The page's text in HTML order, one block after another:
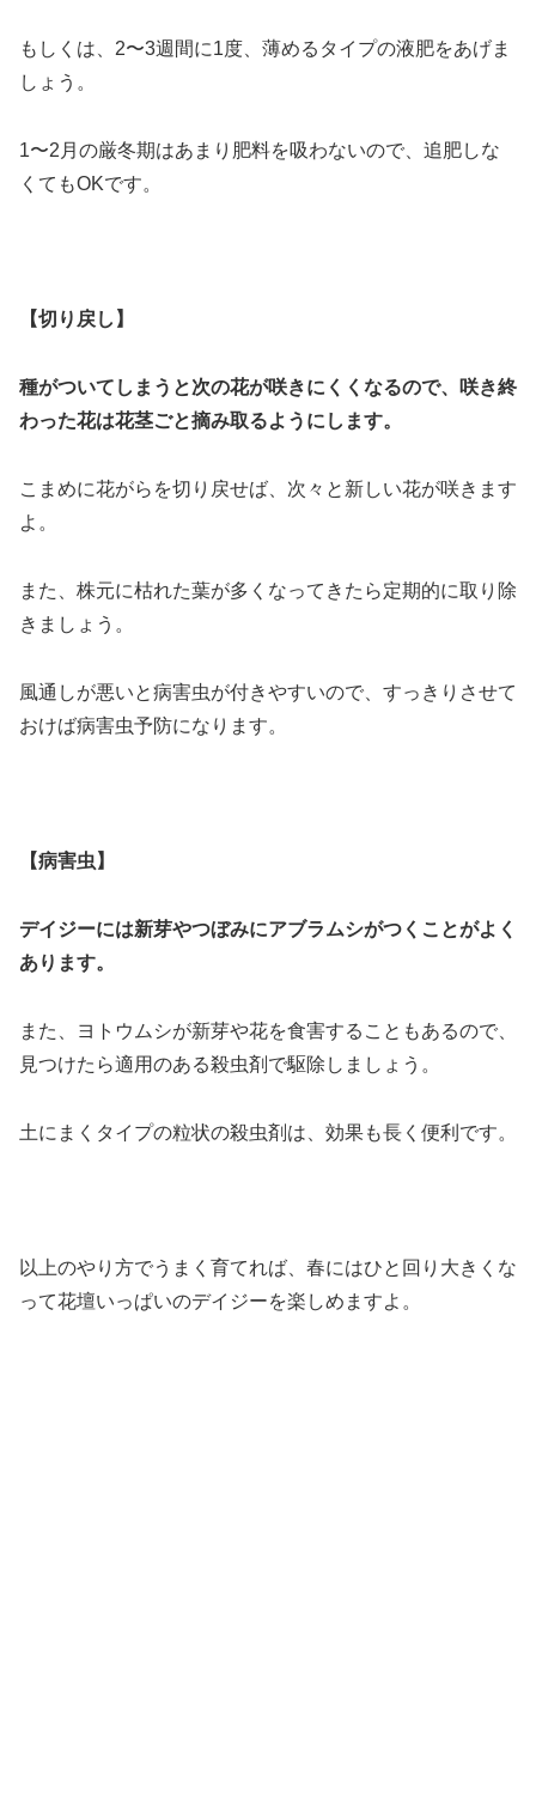
もしくは、2〜3週間に1度、薄めるタイプの液肥をあげま
しょう。
1〜2月の厳冬期はあまり肥料を吸わないので、追肥しな
くてもOKです。
【切り戻し】
種がついてしまうと次の花が咲きにくくなるので、咲き終
わった花は花茎ごと摘み取るようにします。
こまめに花がらを切り戻せば、次々と新しい花が咲きます
よ。
また、株元に枯れた葉が多くなってきたら定期的に取り除
きましょう。
風通しが悪いと病害虫が付きやすいので、すっきりさせて
おけば病害虫予防になります。
【病害虫】
デイジーには新芽やつぼみにアブラムシがつくことがよく
あります。
また、ヨトウムシが新芽や花を食害することもあるので、
見つけたら適用のある殺虫剤で駆除しましょう。
土にまくタイプの粒状の殺虫剤は、効果も長く便利です。
以上のやり方でうまく育てれば、春にはひと回り大きくな
って花壇いっぱいのデイジーを楽しめますよ。